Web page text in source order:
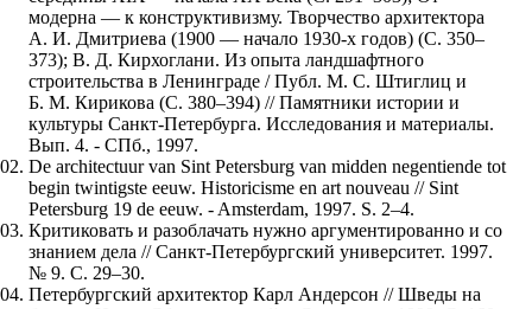
модерна — к конструктивизму. Творчество архитектора
А. И. Дмитриева (1900 — начало 1930-х годов) (С. 350–
373); В. Д. Кирхоглани. Из опыта ландшафтного
строительства в Ленинграде / Публ. М. С. Штиглиц и
Б. М. Кирикова (С. 380–394) // Памятники истории и
культуры Санкт-Петербурга. Исследования и материалы.
Вып. 4. - СПб., 1997.
De architectuur van Sint Petersburg van midden negentiende tot
begin twintigste eeuw. Historicisme en art nouveau // Sint
Petersburg 19 de eeuw. - Amsterdam, 1997. S. 2–4.
Критиковать и разоблачать нужно аргументированно и со
знанием дела // Санкт-Петербургский университет. 1997.
№ 9. С. 29–30.
Петербургский архитектор Карл Андерсон // Шведы на